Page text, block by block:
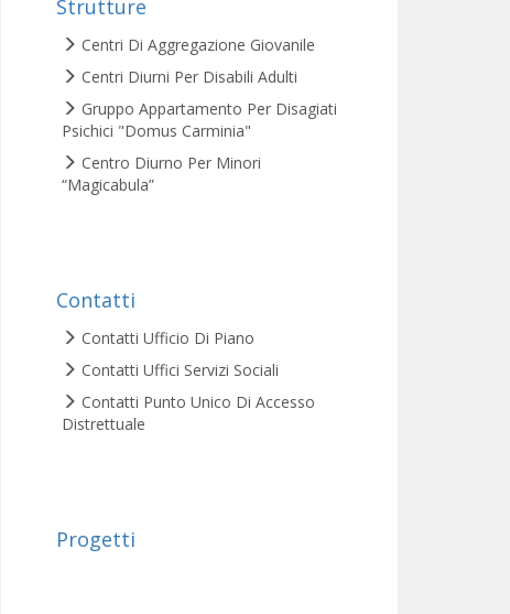
Strutture
Centri Di Aggregazione Giovanile
Centri Diurni Per Disabili Adulti
Gruppo Appartamento Per Disagiati
Psichici "Domus Carminia"
Centro Diurno Per Minori
“Magicabula”
Contatti
Contatti Ufficio Di Piano
Contatti Uffici Servizi Sociali
Contatti Punto Unico Di Accesso
Distrettuale
Progetti